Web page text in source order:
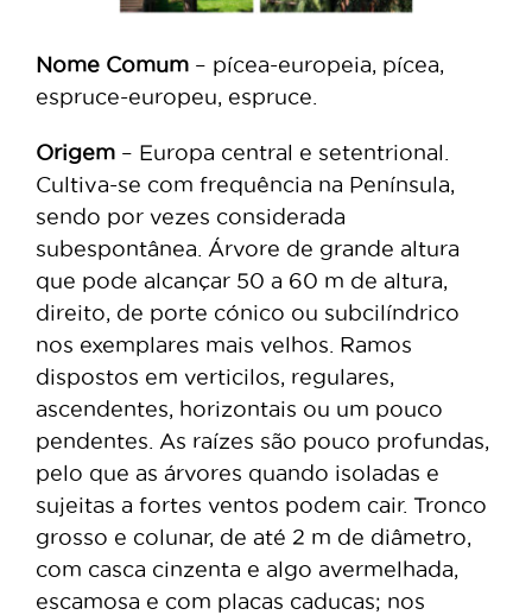
Nome Comum – pícea-europeia, pícea,
espruce-europeu, espruce.
Origem – Europa central e setentrional.
Cultiva-se com frequência na Península,
sendo por vezes considerada
subespontânea. Árvore de grande altura
que pode alcançar 50 a 60 m de altura,
direito, de porte cónico ou subcilíndrico
nos exemplares mais velhos. Ramos
dispostos em verticilos, regulares,
ascendentes, horizontais ou um pouco
pendentes. As raízes são pouco profundas,
pelo que as árvores quando isoladas e
sujeitas a fortes ventos podem cair. Tronco
grosso e colunar, de até 2 m de diâmetro,
com casca cinzenta e algo avermelhada,
escamosa e com placas caducas; nos